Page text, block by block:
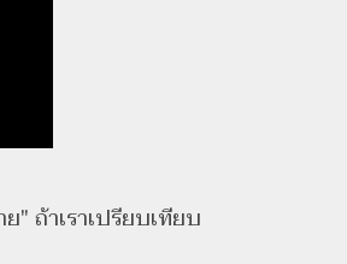
" ถ้าเราเปรียบเทียบ